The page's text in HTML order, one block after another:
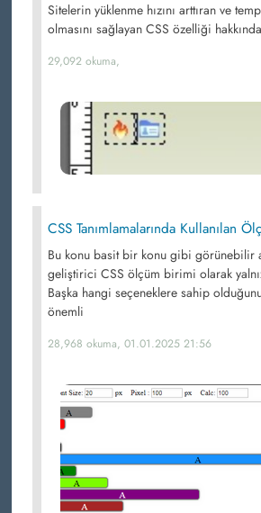
Sitelerin yüklenme hızını arttıran ve
olmasını sağlayan CSS özelliği
29,092 okuma,
CSS Tanımlamalarında Kullanılan
Bu konu basit bir konu gibi görünebilir
geliştirici CSS ölçüm birimi olarak
Başka hangi seçeneklere sahip
önemli
28,968 okuma, 01.01.2025 21:56